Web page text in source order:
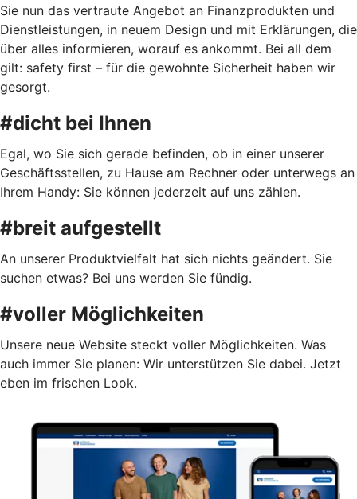
Sie nun das vertraute Angebot an Finanzprodukten und
Dienstleistungen, in neuem Design und mit Erklärungen, die
über alles informieren, worauf es ankommt. Bei all dem
gilt: safety first – für die gewohnte Sicherheit haben wir
gesorgt.
#dicht bei Ihnen
Egal, wo Sie sich gerade befinden, ob in einer unserer
Geschäftsstellen, zu Hause am Rechner oder unterwegs an
Ihrem Handy: Sie können jederzeit auf uns zählen.
#breit aufgestellt
An unserer Produktvielfalt hat sich nichts geändert. Sie
suchen etwas? Bei uns werden Sie fündig.
#voller Möglichkeiten
Unsere neue Website steckt voller Möglichkeiten. Was
auch immer Sie planen: Wir unterstützen Sie dabei. Jetzt
eben im frischen Look.